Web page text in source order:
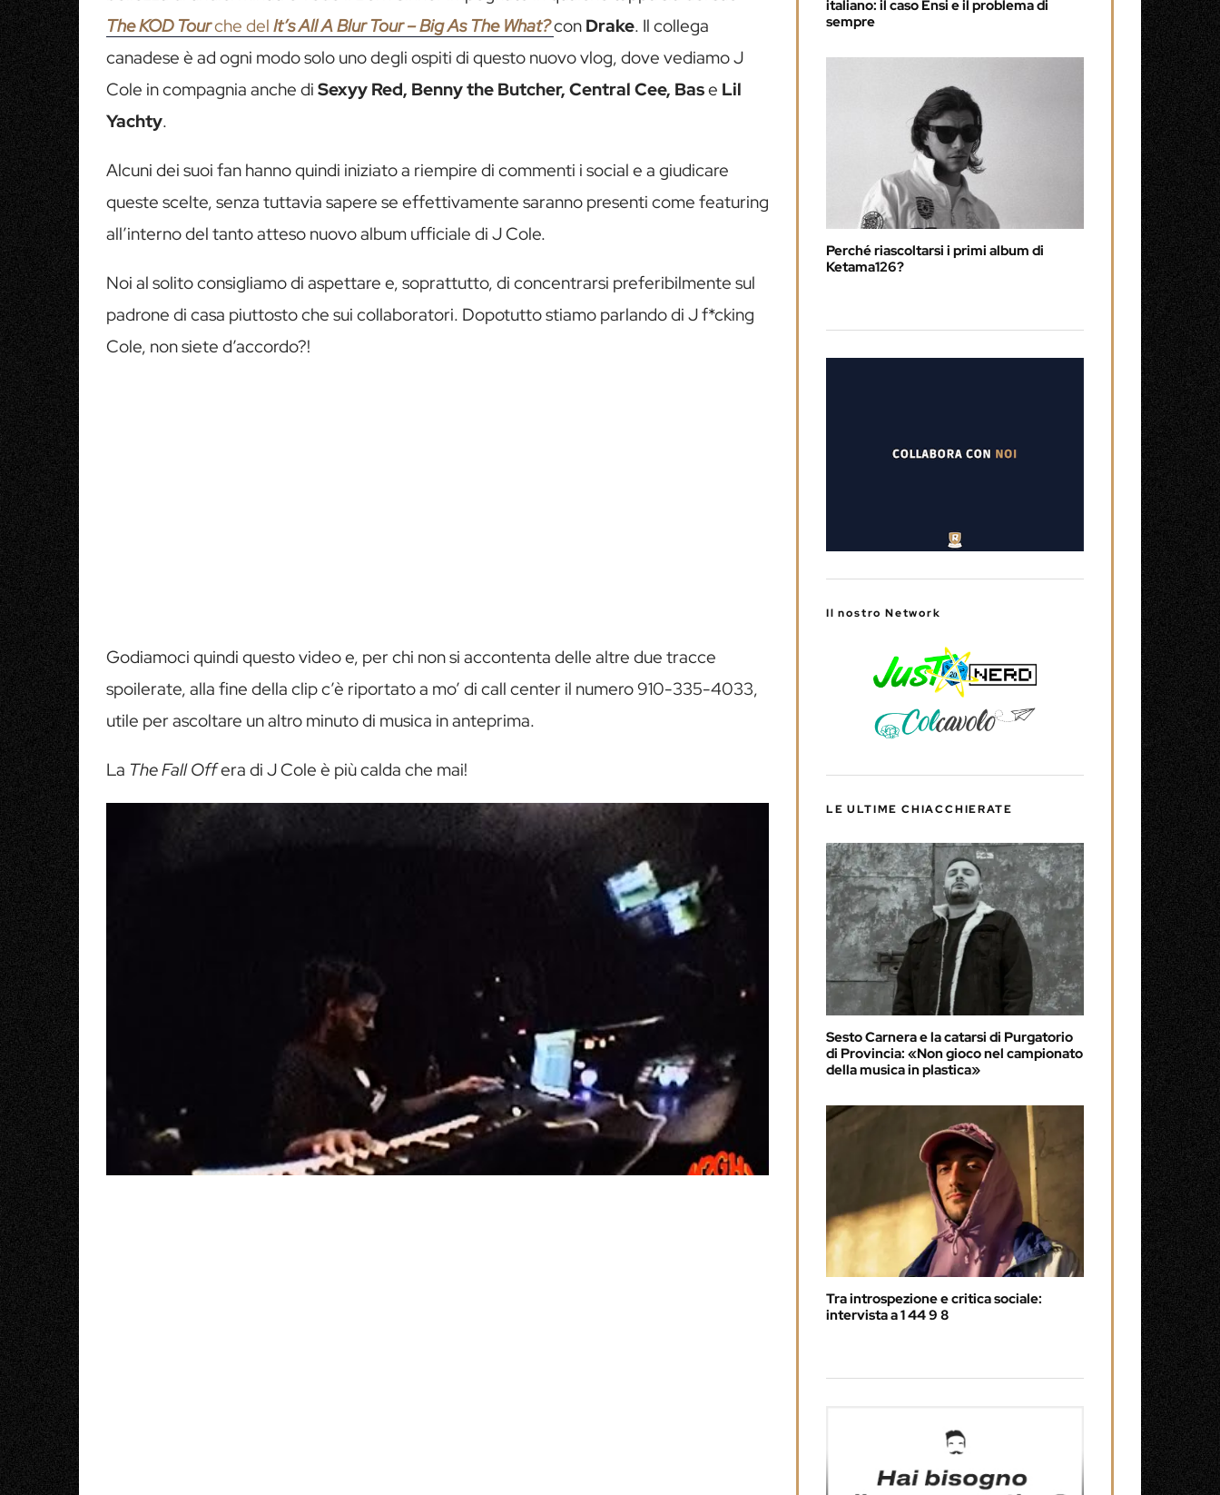
The KOD Tourche del It’s All A Blur Tour – Big As The What?con Drake. Il collega
canadese è ad ogni modo solo uno degli ospiti di questo nuovo vlog, dove vediamo J
Cole in compagnia anche di Sexyy Red, Benny the Butcher, Central Cee, Base Lil
Yachty.
Alcuni dei suoi fan hanno quindi iniziato a riempire di commenti i social e a giudicare
queste scelte, senza tuttavia sapere se effettivamente saranno presenti come featuring
all’interno del tanto atteso nuovo album ufficiale di J Cole.
Noi al solito consigliamo di aspettare e, soprattutto, di concentrarsi preferibilmente sul
padrone di casa piuttosto che sui collaboratori. Dopotutto stiamo parlando di J f*cking
Cole, non siete d’accordo?!
Godiamoci quindi questo video e, per chi non si accontenta delle altre due tracce
spoilerate, alla fine della clip c’è riportato a mo’ di call center il numero 910-335-4033,
utile per ascoltare un altro minuto di musica in anteprima.
La The Fall Offera di J Cole è più calda che mai!
italiano: il caso Ensi e il problema di
sempre
Perché riascoltarsi i primi album di
Ketama126?
Il nostro Network
LE ULTIME CHIACCHIERATE
Sesto Carnera e la catarsi di Purgatorio
di Provincia: «Non gioco nel campionato
della musica in plastica»
Tra introspezione e critica sociale:
intervista a 1 44 9 8